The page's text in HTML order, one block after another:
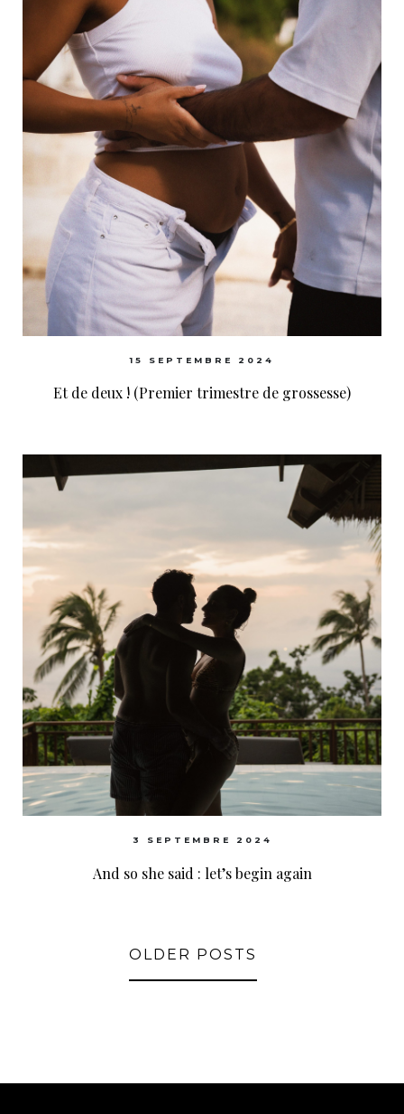
15 SEPTEMBRE 2024
Et de deux ! (Premier trimestre de grossesse)
3 SEPTEMBRE 2024
And so she said : let’s begin again
OLDER POSTS